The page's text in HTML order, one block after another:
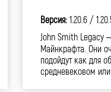
Версия:1.20.6 /
John Smith Legacy
Майнкрафта. Они
подойдут как для
средневековом